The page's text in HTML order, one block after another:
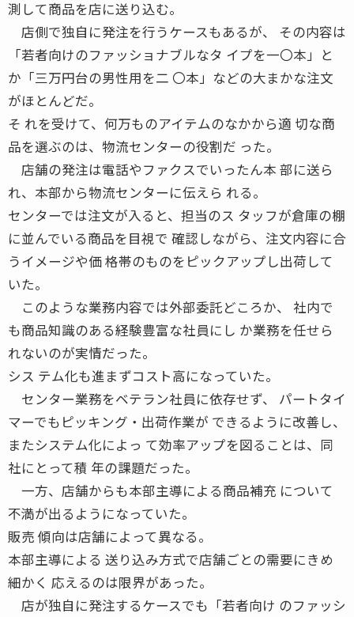
測して商品を店に送り込む。
店側で独自に発注を行うケースもあるが、 その内容は
「若者向けのファッショナブルなタ イプを一〇本」と
か「三万円台の男性用を二 〇本」などの大まかな注文
がほとんどだ。
そ れを受けて、何万ものアイテムのなかから適 切な商
品を選ぶのは、物流センターの役割だ った。
店舗の発注は電話やファクスでいったん本 部に送ら
れ、本部から物流センターに伝えら れる。
センターでは注文が入ると、担当のス タッフが倉庫の棚
に並んでいる商品を目視で 確認しながら、注文内容に合
うイメージや価 格帯のものをピックアップし出荷して
いた。
このような業務内容では外部委託どころか、 社内で
も商品知識のある経験豊富な社員にし か業務を任せら
れないのが実情だった。
シス テム化も進まずコスト高になっていた。
センター業務をベテラン社員に依存せず、 パートタイ
マーでもピッキング・出荷作業が できるように改善し、
またシステム化によっ て効率アップを図ることは、同
社にとって積 年の課題だった。
一方、店舗からも本部主導による商品補充 について
不満が出るようになっていた。
販売 傾向は店舗によって異なる。
本部主導による 送り込み方式で店舗ごとの需要にきめ
細かく 応えるのは限界があった。
店が独自に発注するケースでも「若者向け のファッシ